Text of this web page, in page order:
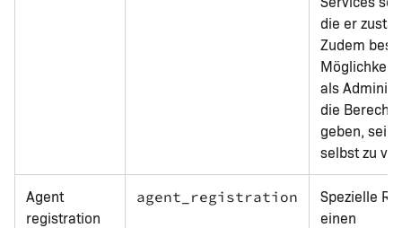
die er
Zudem
Möglichkeit,
als
die
geben,
selbst zu
Agent
registration
agent_registration
Spezielle
einen